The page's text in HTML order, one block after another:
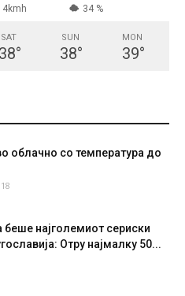
4kmh 34 %
SAT
38°
SUN
38°
MON
39°
облачно со температура до
беше најголемиот сериски
Отру најмалку 50...